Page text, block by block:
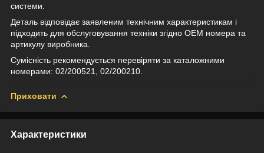
системи.
Деталь відповідає заявленим технічним характеристикам і
підходить для обслуговування техніки згідно OEM номера та
артикулу виробника.
Сумісність рекомендується перевіряти за каталожними
номерами: 02/200521, 02/200210.
Приховати
Характеристики